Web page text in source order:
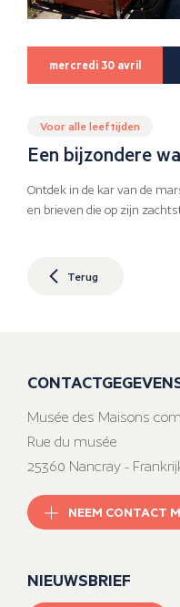
mercredi 30 avril
Voor alle leeftijden
Een bijzondere
Ontdek in de kar van de
en brieven die op zijn
Terug
Musée des Maisons
Rue du musée
25360 Nancray -
NEEM CONTACT
NIEUWSBRIEF